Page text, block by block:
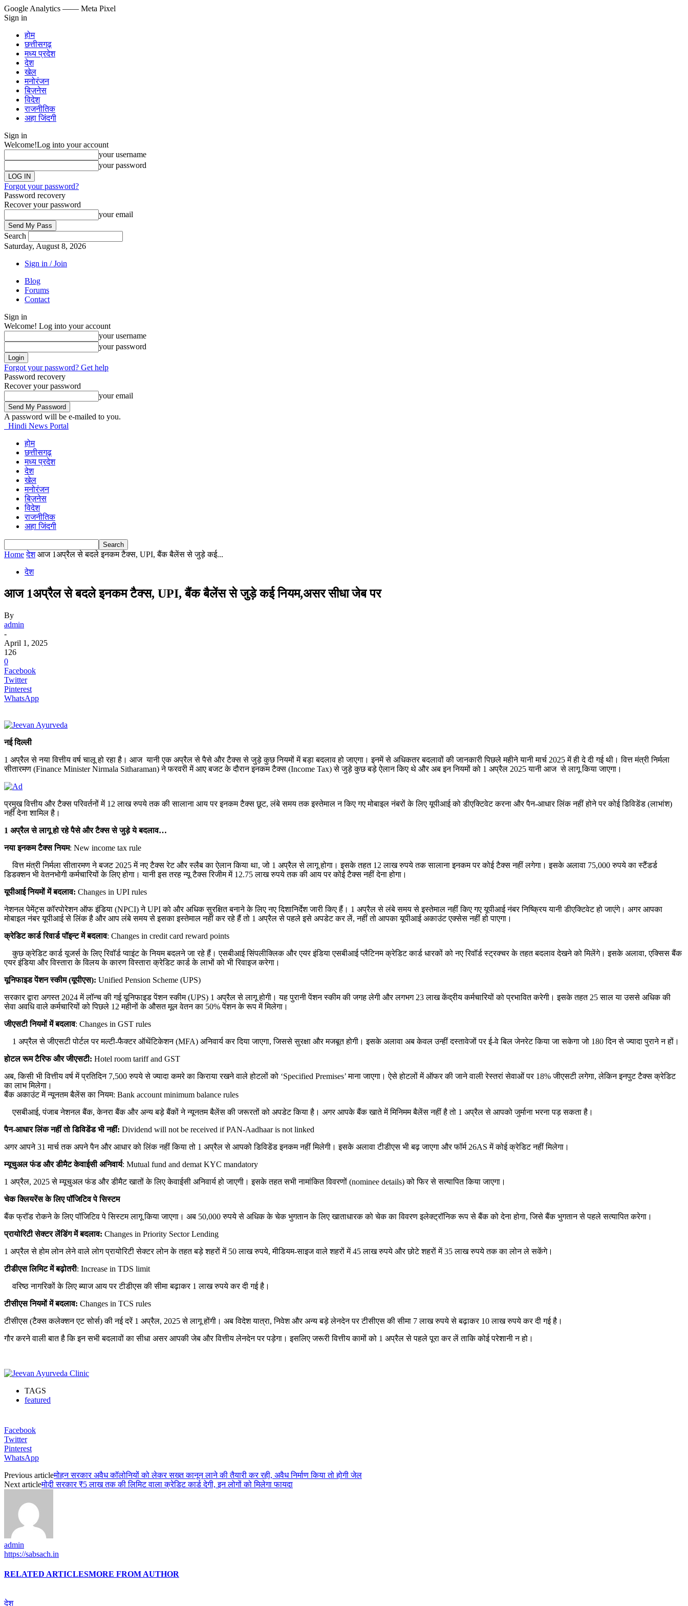
Google Analytics —— Meta Pixel
Sign in
होम
छत्तीसगढ़
मध्य प्रदेश
देश
खेल
मनोरंजन
बिज़नेस
विदेश
राजनीतिक
अहा जिंदगी
Sign in
Welcome!Log into your account
your username
your password
Forgot your password?
Password recovery
Recover your password
your email
Search
Saturday, August 8, 2026
Sign in / Join
Blog
Forums
Contact
Sign in
Welcome! Log into your account
your username
your password
Forgot your password? Get help
Password recovery
Recover your password
your email
A password will be e-mailed to you.
Hindi News Portal
होम
छत्तीसगढ़
मध्य प्रदेश
देश
खेल
मनोरंजन
बिज़नेस
विदेश
राजनीतिक
अहा जिंदगी
Home देश आज 1अप्रैल से बदले इनकम टैक्स, UPI, बैंक बैलेंस से जुड़े कई...
देश
आज 1अप्रैल से बदले इनकम टैक्स, UPI, बैंक बैलेंस से जुड़े कई नियम,असर सीधा जेब पर
By
admin
-
April 1, 2025
126
0
Facebook
Twitter
Pinterest
WhatsApp
नई दिल्ली
1 अप्रैल से नया वित्तीय वर्ष चालू हो रहा है। आज यानी एक अप्रैल से पैसे और टैक्स से जुड़े कुछ नियमों में बड़ा बदलाव हो जाएगा। इनमें से अधिकतर बदलावों की जानकारी पिछले महीने यानी मार्च 2025 में ही दे दी गई थी। वित्त मंत्री निर्मला
सीतारमण (Finance Minister Nirmala Sitharaman) ने फरवरी में आए बजट के दौरान इनकम टैक्स (Income Tax) से जुड़े कुछ बड़े ऐलान किए थे और अब इन नियमों को 1 अप्रैल 2025 यानी आज से लागू किया जाएगा।
प्रमुख वित्तीय और टैक्स परिवर्तनों में 12 लाख रुपये तक की सालाना आय पर इनकम टैक्स छूट, लंबे समय तक इस्तेमाल न किए गए मोबाइल नंबरों के लिए यूपीआई को डीएक्टिवेट करना और पैन-आधार लिंक नहीं होने पर कोई डिविडेंड (लाभांश)
नहीं देना शामिल है।
1 अप्रैल से लागू हो रहे पैसे और टैक्स से जुड़े ये बदलाव…
नया इनकम टैक्स नियम: New income tax rule
वित्त मंत्री निर्मला सीतारमण ने बजट 2025 में नए टैक्स रेट और स्लैब का ऐलान किया था, जो 1 अप्रैल से लागू होगा। इसके तहत 12 लाख रुपये तक सालाना इनकम पर कोई टैक्स नहीं लगेगा। इसके अलावा 75,000 रुपये का स्टैंडर्ड
डिडक्शन भी वेतनभोगी कर्मचारियों के लिए होगा। यानी इस तरह न्यू टैक्स रिजीम में 12.75 लाख रुपये तक की आय पर कोई टैक्स नहीं देना होगा।
यूपीआई नियमों में बदलाव: Changes in UPI rules
नेशनल पेमेंट्स कॉरपोरेशन ऑफ इंडिया (NPCI) ने UPI को और अधिक सुरक्षित बनाने के लिए नए दिशानिर्देश जारी किए हैं। 1 अप्रैल से लंबे समय से इस्तेमाल नहीं किए गए यूपीआई नंबर निष्क्रिय यानी डीएक्टिवेट हो जाएंगे। अगर आपका
मोबाइल नंबर यूपीआई से लिंक है और आप लंबे समय से इसका इस्तेमाल नहीं कर रहे हैं तो 1 अप्रैल से पहले इसे अपडेट कर लें, नहीं तो आपका यूपीआई अकाउंट एक्सेस नहीं हो पाएगा।
क्रेडिट कार्ड रिवार्ड पॉइन्ट में बदलाव: Changes in credit card reward points
कुछ क्रेडिट कार्ड यूजर्स के लिए रिवॉर्ड प्वाइंट के नियम बदलने जा रहे हैं। एसबीआई सिंपलीक्लिक और एयर इंडिया एसबीआई प्लैटिनम क्रेडिट कार्ड धारकों को नए रिवॉर्ड स्ट्रक्चर के तहत बदलाव देखने को मिलेंगे। इसके अलावा, एक्सिस बैंक
एयर इंडिया और विस्तारा के विलय के कारण विस्तारा क्रेडिट कार्ड के लाभों को भी रिवाइज करेगा।
यूनिफाइड पेंशन स्कीम (यूपीएस): Unified Pension Scheme (UPS)
सरकार द्वारा अगस्त 2024 में लॉन्च की गई यूनिफाइड पेंशन स्कीम (UPS) 1 अप्रैल से लागू होगी। यह पुरानी पेंशन स्कीम की जगह लेगी और लगभग 23 लाख केंद्रीय कर्मचारियों को प्रभावित करेगी। इसके तहत 25 साल या उससे अधिक की
सेवा अवधि वाले कर्मचारियों को पिछले 12 महीनों के औसत मूल वेतन का 50% पेंशन के रूप में मिलेगा।
जीएसटी नियमों में बदलाव: Changes in GST rules
1 अप्रैल से जीएसटी पोर्टल पर मल्टी-फैक्टर ऑथेंटिकेशन (MFA) अनिवार्य कर दिया जाएगा, जिससे सुरक्षा और मजबूत होगी। इसके अलावा अब केवल उन्हीं दस्तावेजों पर ई-वे बिल जेनरेट किया जा सकेगा जो 180 दिन से ज्यादा पुराने न हों।
होटल रूम टैरिफ और जीएसटी: Hotel room tariff and GST
अब, किसी भी वित्तीय वर्ष में प्रतिदिन 7,500 रुपये से ज्यादा कमरे का किराया रखने वाले होटलों को ‘Specified Premises’ माना जाएगा। ऐसे होटलों में ऑफर की जाने वाली रेस्तरां सेवाओं पर 18% जीएसटी लगेगा, लेकिन इनपुट टैक्स क्रेडिट
का लाभ मिलेगा।
बैंक अकाउंट में न्यूनतम बैलेंस का नियम: Bank account minimum balance rules
एसबीआई, पंजाब नेशनल बैंक, केनरा बैंक और अन्य बड़े बैंकों ने न्यूनतम बैलेंस की जरूरतों को अपडेट किया है। अगर आपके बैंक खाते में मिनिमम बैलेंस नहीं है तो 1 अप्रैल से आपको जुर्माना भरना पड़ सकता है।
पैन-आधार लिंक नहीं तो डिविडेंड भी नहीं: Dividend will not be received if PAN-Aadhaar is not linked
अगर आपने 31 मार्च तक अपने पैन और आधार को लिंक नहीं किया तो 1 अप्रैल से आपको डिविडेंड इनकम नहीं मिलेगी। इसके अलावा टीडीएस भी बढ़ जाएगा और फॉर्म 26AS में कोई क्रेडिट नहीं मिलेगा।
म्यूचुअल फंड और डीमैट केवाईसी अनिवार्य: Mutual fund and demat KYC mandatory
1 अप्रैल, 2025 से म्यूचुअल फंड और डीमैट खातों के लिए केवाईसी अनिवार्य हो जाएगी। इसके तहत सभी नामांकित विवरणों (nominee details) को फिर से सत्यापित किया जाएगा।
चेक क्लियरेंस के लिए पॉजिटिव पे सिस्टम
बैंक फ्रॉड रोकने के लिए पॉजिटिव पे सिस्टम लागू किया जाएगा। अब 50,000 रुपये से अधिक के चेक भुगतान के लिए खाताधारक को चेक का विवरण इलेक्ट्रॉनिक रूप से बैंक को देना होगा, जिसे बैंक भुगतान से पहले सत्यापित करेगा।
प्रायोरिटी सेक्टर लेंडिंग में बदलाव: Changes in Priority Sector Lending
1 अप्रैल से होम लोन लेने वाले लोग प्रायोरिटी सेक्टर लोन के तहत बड़े शहरों में 50 लाख रुपये, मीडियम-साइज वाले शहरों में 45 लाख रुपये और छोटे शहरों में 35 लाख रुपये तक का लोन ले सकेंगे।
टीडीएस लिमिट में बढ़ोतरी: Increase in TDS limit
वरिष्ठ नागरिकों के लिए ब्याज आय पर टीडीएस की सीमा बढ़ाकर 1 लाख रुपये कर दी गई है।
टीसीएस नियमों में बदलाव: Changes in TCS rules
टीसीएस (टैक्स कलेक्शन एट सोर्स) की नई दरें 1 अप्रैल, 2025 से लागू होंगी। अब विदेश यात्रा, निवेश और अन्य बड़े लेनदेन पर टीसीएस की सीमा 7 लाख रुपये से बढ़ाकर 10 लाख रुपये कर दी गई है।
गौर करने वाली बात है कि इन सभी बदलावों का सीधा असर आपकी जेब और वित्तीय लेनदेन पर पड़ेगा। इसलिए जरूरी वित्तीय कामों को 1 अप्रैल से पहले पूरा कर लें ताकि कोई परेशानी न हो।
TAGS
featured
Facebook
Twitter
Pinterest
WhatsApp
Previous articleमोहन सरकार अवैध कॉलोनियों को लेकर सख्त कानून लाने की तैयारी कर रही, अवैध निर्माण किया तो होगी जेल
Next articleमोदी सरकार ₹5 लाख तक की लिमिट वाला क्रेडिट कार्ड देगी, इन लोगों को मिलेगा फायदा
admin
https://sabsach.in
RELATED ARTICLESMORE FROM AUTHOR
देश